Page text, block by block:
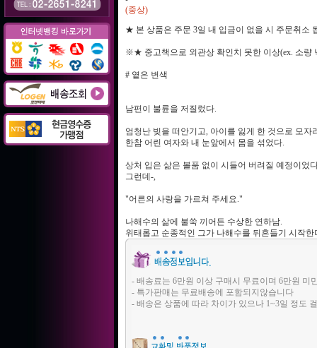
(중상)
★ 본 상품은 주문 3일 내 입금이 없을 시 주문취소
※★ 중고책으로 외관상 확인치 못한 이상(ex. 소
# 옅은 변색
남편이 불륜을 저질렀다.
엄청난 빚을 떠안기고, 아이를 잃게 한 것으로 모자
한참 어린 여자와 내 눈앞에서 몸을 섞었다.
상처 입은 삶은 볼품 없이 시들어 버려질 예정이었
그런데-,
"어른의 사랑을 가르쳐 주세요."
나해수의 삶에 불쑥 끼어든 수상한 연하남.
위태롭고 순종적인 그가 나해수를 뒤흔들기 시작한
- 배송료는 6만원 이상 구매시 무료이며 6만원 미
- 특가판매는 무료배송에 포함되지않습니다
- 배송은 상품에 따라 차이가 있으나 1~3일 정도